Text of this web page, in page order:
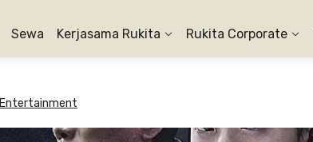
Sewa Kerjasama Rukita Rukita Corporate
Entertainment